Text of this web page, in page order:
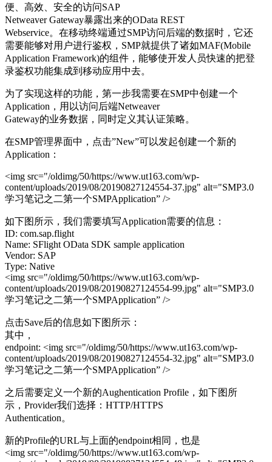
便、高效、安全的访问SAP
Netweaver Gateway暴露出来的OData REST
Webservice。在移动终端通过SMP访问后端的数据时，它还
需要能够对用户进行鉴权，SMP就提供了诸如MAF(Mobile
Application Framework)的组件，能够使开发人员快速的把登
录鉴权功能集成到移动应用中去。
为了实现这样的功能，第一步我需要在SMP中创建一个
Application，用以访问后端Netweaver
Gateway的业务数据，同时定义其认证策略。
在SMP管理界面中，点击”New”可以发起创建一个新的
Application：
<img src="/oldimg/50/https://www.ut163.com/wp-
content/uploads/2019/08/20190827124554-37.jpg" alt="SMP3.0
学习笔记之二第一个SMPApplication” />
如下图所示，我们需要填写Application需要的信息：
ID: com.sap.flight
Name: SFlight OData SDK sample application
Vendor: SAP
Type: Native
<img src="/oldimg/50/https://www.ut163.com/wp-
content/uploads/2019/08/20190827124554-99.jpg" alt="SMP3.0
学习笔记之二第一个SMPApplication” />
点击Save后的信息如下图所示：
其中，
endpoint: <img src="/oldimg/50/https://www.ut163.com/wp-
content/uploads/2019/08/20190827124554-32.jpg" alt="SMP3.0
学习笔记之二第一个SMPApplication” />
之后需要定义一个新的Aughentication Profile，如下图所
示，Provider我们选择：HTTP/HTTPS
Authentication。
新的Profile的URL与上面的endpoint相同，也是
<img src="/oldimg/50/https://www.ut163.com/wp-